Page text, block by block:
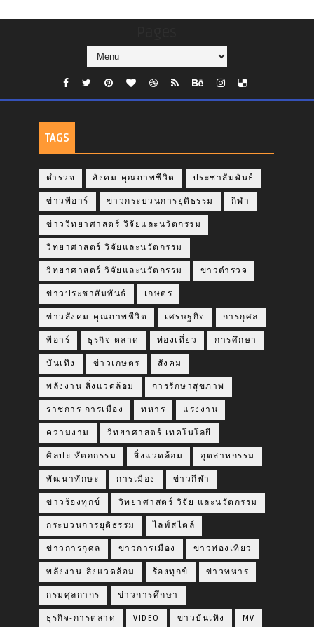
TAGS
ตำรวจ สังคม-คุณภาพชีวิต ประชาสัมพันธ์
ข่าวพีอาร์ ข่าวกระบวนการยุติธรรม กีฬา
ข่าววิทยาศาสตร์ วิจัยและนวัตกรรม
วิทยาศาสตร์ วิจัยและนวัตกรรม
วิทยาศาสตร์ วิจัยและนวัตกรรม ข่าวตำรวจ
ข่าวประชาสัมพันธ์ เกษตร
ข่าวสังคม-คุณภาพชีวิต เศรษฐกิจ การกุศล
พีอาร์ ธุรกิจ ตลาด ท่องเที่ยว การศึกษา
บันเทิง ข่าวเกษตร สังคม
พลังงาน สิ่งแวดล้อม การรักษาสุขภาพ
ราชการ การเมือง ทหาร แรงงาน
ความงาม วิทยาศาสตร์ เทคโนโลยี
ศิลปะ หัตถกรรม สิ่งแวดล้อม อุตสาหกรรม
พัฒนาทักษะ การเมือง ข่าวกีฬา
ข่าวร้องทุกข์ วิทยาศาสตร์ วิจัย และนวัตกรรม
กระบวนการยุติธรรม ไลฟ์สไตล์
ข่าวการกุศล ข่าวการเมือง ข่าวท่องเที่ยว
พลังงาน-สิ่งแวดล้อม ร้องทุกข์ ข่าวทหาร
กรมศุลกากร ข่าวการศึกษา
ธุรกิจ-การตลาด VIDEO ข่าวบันเทิง MV